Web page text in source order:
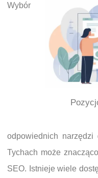
Wybór
odpowiednich
Tychach może
SEO. Istnieje wiele